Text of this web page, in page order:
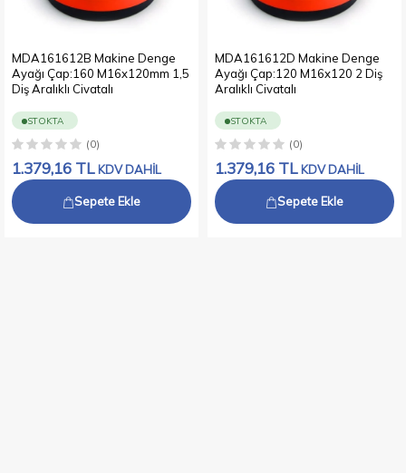
MDA161612B Makine Denge
Ayağı Çap:160 M16x120mm 1,5
Diş Aralıklı Civatalı
STOKTA
(0)
1.379,16 TL KDV DAHİL
Sepete Ekle
MDA161612D Makine Denge
Ayağı Çap:120 M16x120 2 Diş
Aralıklı Civatalı
STOKTA
(0)
1.379,16 TL KDV DAHİL
Sepete Ekle